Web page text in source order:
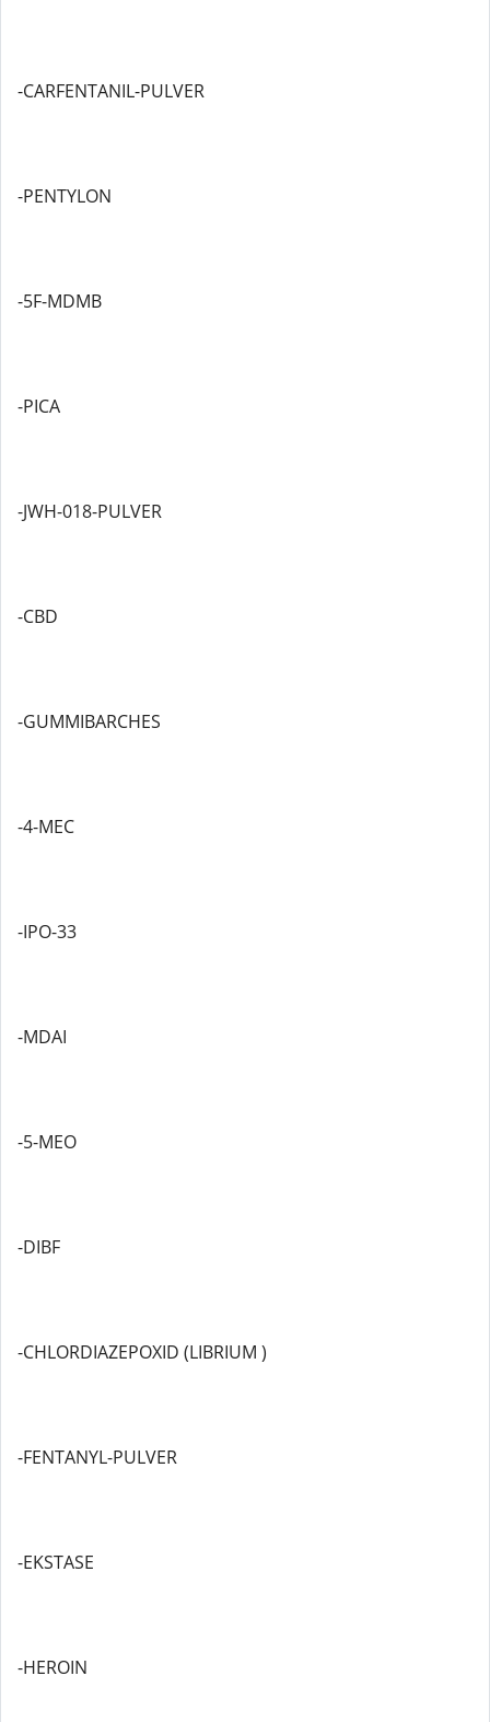
-CARFENTANIL-PULVER
-PENTYLON
-5F-MDMB
-PICA
-JWH-018-PULVER
-CBD
-GUMMIBARCHES
-4-MEC
-IPO-33
-MDAI
-5-MEO
-DIBF
-CHLORDIAZEPOXID (LIBRIUM )
-FENTANYL-PULVER
-EKSTASE
-HEROIN